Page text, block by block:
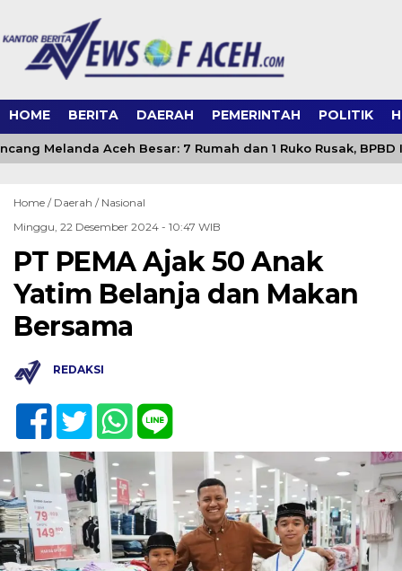
HOME BERITA DAERAH PEMERINTAH POLITIK
Melanda Aceh Besar: 7 Rumah dan 1 Ruko Rusak, BPBD
Home / Daerah / Nasional
Minggu, 22 Desember 2024 - 10:47 WIB
PT PEMA Ajak 50 Anak
Yatim Belanja dan Makan
Bersama
REDAKSI